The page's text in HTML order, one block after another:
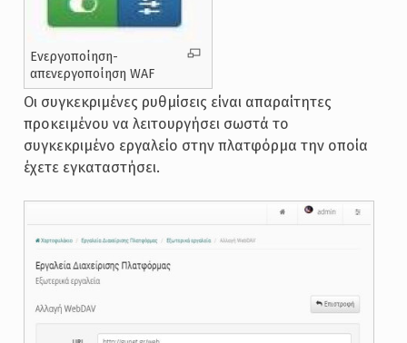
Ενεργοποίηση-
απενεργοποίηση WAF
Οι συγκεκριμένες ρυθμίσεις είναι απαραίτητες
προκειμένου να λειτουργήσει σωστά το
συγκεκριμένο εργαλείο στην πλατφόρμα την οποία
έχετε εγκαταστήσει.